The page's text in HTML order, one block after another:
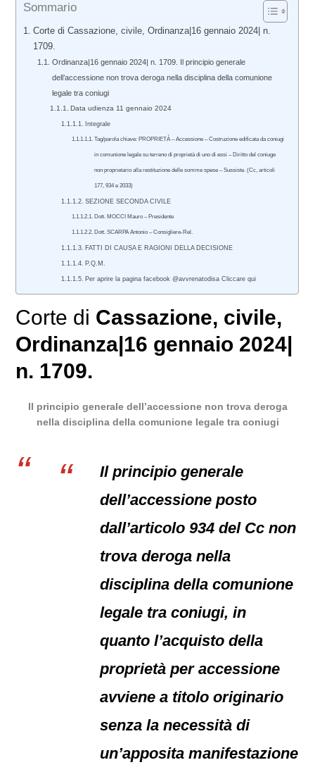
Sommario
Corte di Cassazione, civile, Ordinanza|16 gennaio 2024| n.
1709.
Ordinanza|16 gennaio 2024| n. 1709. Il principio generale
dell’accessione non trova deroga nella disciplina della comunione
legale tra coniugi
Data udienza 11 gennaio 2024
Integrale
Tag/parola chiave: PROPRIETÀ – Accessione – Costruzione edificata da coniugi
in comunione legale su terreno di proprietà di uno di essi – Diritto del coniuge
non proprietario alla restituzione delle somme spese – Sussiste. (Cc, articoli
177, 934 e 2033)
SEZIONE SECONDA CIVILE
Dott. MOCCI Mauro – Presidente
Dott. SCARPA Antonio – Consigliere-Rel.
FATTI DI CAUSA E RAGIONI DELLA DECISIONE
P.Q.M.
Per aprire la pagina facebook @avvrenatodisa Cliccare qui
Corte di Cassazione, civile,
Ordinanza|16 gennaio 2024|
n. 1709.
Il principio generale dell’accessione non trova deroga
nella disciplina della comunione legale tra coniugi
Il principio generale
dell’accessione posto
dall’articolo 934 del Cc non
trova deroga nella
disciplina della comunione
legale tra coniugi, in
quanto l’acquisto della
proprietà per accessione
avviene a titolo originario
senza la necessità di
un’apposita manifestazione